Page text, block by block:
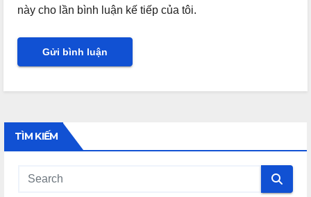
này cho lần bình luận kế tiếp của tôi.
TÌM KIẾM